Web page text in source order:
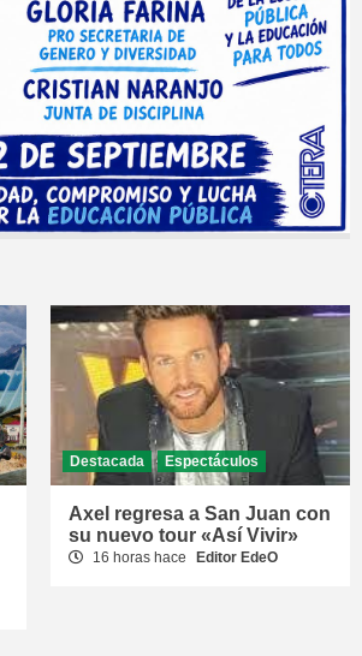
Destacada Espectáculos
Axel regresa a San Juan con
su nuevo tour «Así Vivir»
16 horas hace Editor EdeO